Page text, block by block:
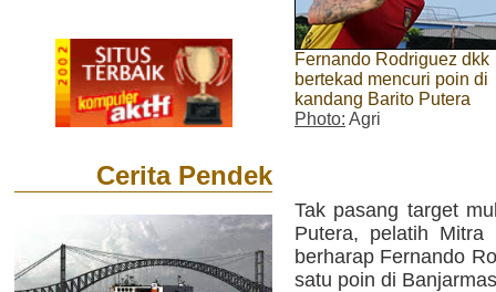
Cerita Pendek
Fernando Rodriguez dkk
bertekad mencuri poin di
kandang Barito Putera
Photo: Agri
Tak pasang target
Putera, pelatih Mitra
berharap Fernando
satu poin di